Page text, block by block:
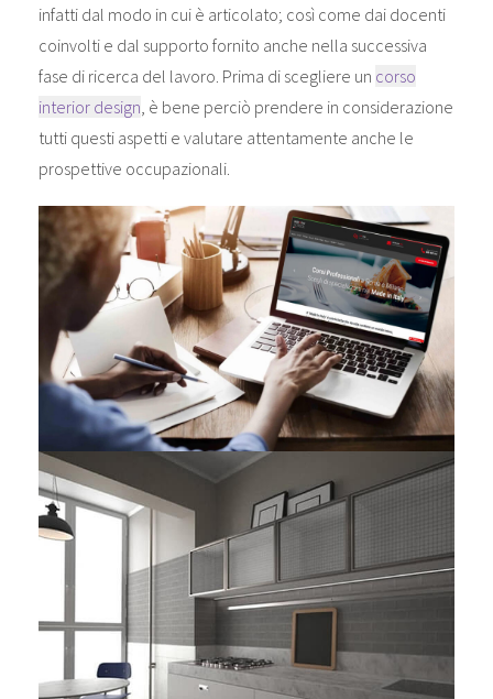
infatti dal modo in cui è articolato; così come dai docenti
coinvolti e dal supporto fornito anche nella successiva
fase di ricerca del lavoro. Prima di scegliere un corso
interior design , è bene perciò prendere in considerazione
tutti questi aspetti e valutare attentamente anche le
prospettive occupazionali.